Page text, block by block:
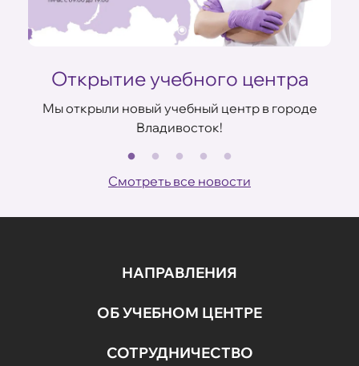
Открытие учебного центра
Мы открыли новый учебный центр в городе
Владивосток!
Смотреть все новости
НАПРАВЛЕНИЯ
ОБ УЧЕБНОМ ЦЕНТРЕ
СОТРУДНИЧЕСТВО